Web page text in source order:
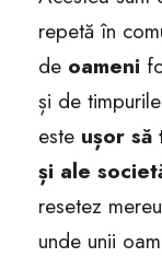
repetă în
de oameni
și de
este ușor
și ale
resetez
unde unii